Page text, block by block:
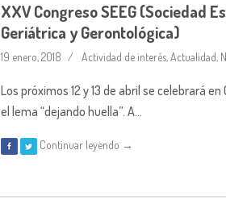
XXV Congreso SEEG (Sociedad
Geriátrica y Gerontológica)
19 enero, 2018 Actividad de interés,Actualidad,
Los próximos 12 y 13 de abril se celebrará en
el lema “dejando huella”. A…
Continuar leyendo →